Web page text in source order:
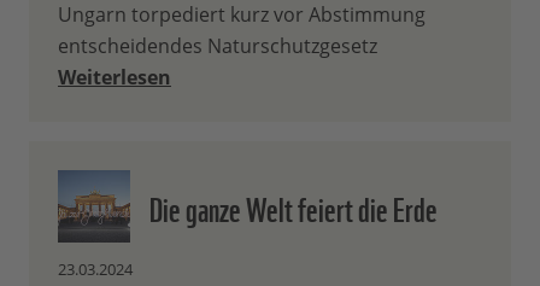
Ungarn torpediert kurz vor Abstimmung
entscheidendes Naturschutzgesetz
Weiterlesen
Die ganze Welt feiert die Erde
23.03.2024